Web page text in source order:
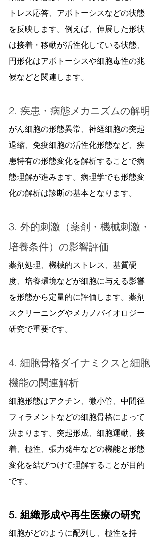
トレス応答、アポトーシスなどの状態
を反映します。例えば、伸展した形状
は接着・移動が活性化している状態、
円形化はアポトーシスや細胞毒性の兆
候などと関連します。
2. 疾患・病態メカニズムの解明
がん細胞の形態異常、神経細胞の突起
退縮、免疫細胞の活性化形態など、疾
患特有の形態変化を解析することで病
態理解が進みます。病理学でも形態変
化の解析は診断の基本となります。
3. 外的刺激（薬剤・機械刺激・
培養条件）の影響評価
薬剤処理、機械的ストレス、基質硬
度、培養環境などが細胞に与える影響
を形態から定量的に評価します。薬剤
スクリーニングやメカノバイオロジー
研究で重要です。
4. 細胞骨格ダイナミクスと細胞
機能の関連解析
細胞形態はアクチン、微小管、中間径
フィラメントなどの細胞骨格によって
決まります。突起形成、細胞運動、接
着、極性、張力発生などの機能と形態
変化を結びつけて理解することが目的
です。
5. 組織形成や再生医療の研究
細胞がどのように配列し、極性を持